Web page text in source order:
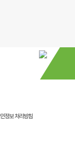
정보 처리방침